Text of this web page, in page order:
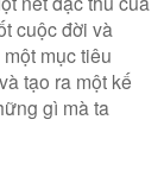
cuộc đời và
mục tiêu
tạo ra một kế
gì mà ta